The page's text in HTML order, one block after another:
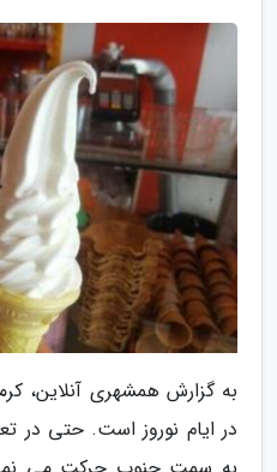
به گزارش همشهری آنلاین،
در ایام نوروز است. حتی در